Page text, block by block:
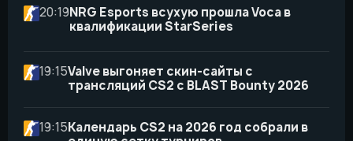
20:19NRG Esports всухую прошла Voca в
квалификации StarSeries
19:15Valve выгоняет скин-сайты с
трансляций CS2 с BLAST Bounty 2026
19:15Календарь CS2 на 2026 год собрали в